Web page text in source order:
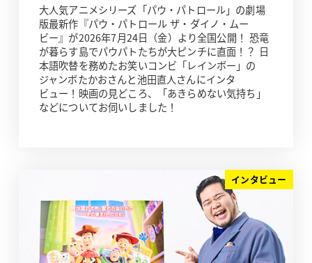
大人気アニメシリーズ「パウ・パトロール」の劇場
版最新作『パウ・パトロール ザ・ダイノ・ムー
ビー』が2026年7月24日（金）より全国公開！ 恐竜
が暮らす島でパウパトたちが大ピンチに直面！？ 日
本語吹替を務めたお笑いコンビ「レインボー」の
ジャンボたかおさんと池田直人さんにインタ
ビュー！映画の見どころ、「あきらめない気持ち」
などについてお伺いしました！
インタビュー